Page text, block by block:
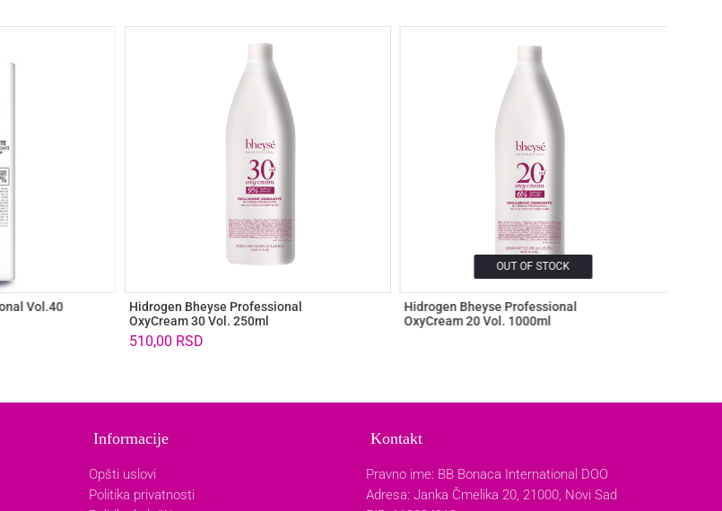
Vol.40
Hidrogen Bheyse Professional
OxyCream 30 Vol. 250ml
510,00 RSD
OUT OF STOCK
Hidrogen Bheyse Professional
OxyCream 20 Vol. 1000ml
Informacije
Opšti uslovi
Politika privatnosti
Kontakt
Pravno ime: BB Bonaca International DOO
Adresa: Janka Čmelika 20, 21000, Novi Sad